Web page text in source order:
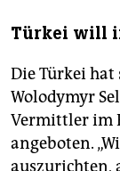
Türkei will
Die Türkei hat
Wolodymyr
Vermittler im
angeboten.
auszurichten,